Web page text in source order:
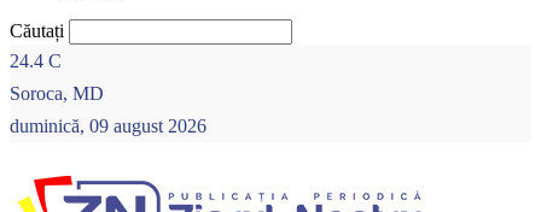
Căutați
24.4 C
Soroca, MD
duminică, 09 august 2026